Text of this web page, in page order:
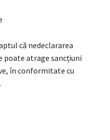
că nedeclararea
atrage sancțiuni
în conformitate cu
.